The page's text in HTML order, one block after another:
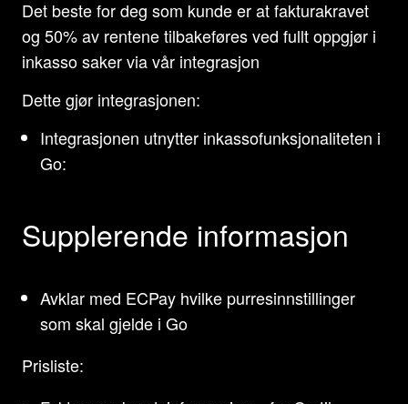
Det beste for deg som kunde er at fakturakravet
og 50% av rentene tilbakeføres ved fullt oppgjør i
inkasso saker via vår integrasjon
Dette gjør integrasjonen:
Integrasjonen utnytter inkassofunksjonaliteten i
Go:
Supplerende informasjon
Avklar med ECPay hvilke purresinnstillinger
som skal gjelde i Go
Prisliste: